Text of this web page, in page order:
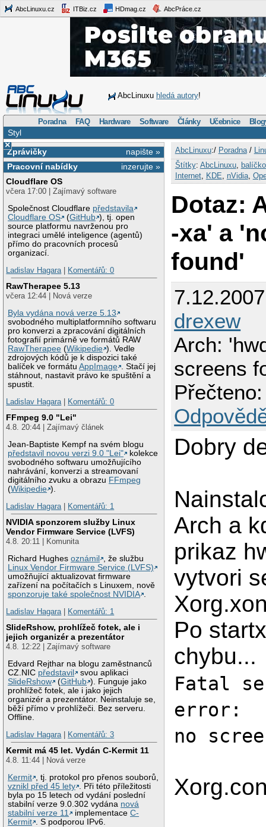
AbcLinuxu.cz ITBiz.cz HDmag.cz AbcPráce.cz
AbcLinuxu hledá autory!
Poradna FAQ Hardware Software Články Učebnice
Styl
×
napište »
Zprávičky
inzerujte »
Pracovní nabídky
Cloudflare OS
včera 17:00 | Zajímavý software
Společnost Cloudflare představila
Cloudflare OS
(GitHub ), tj. open
source platformu navrženou pro
integraci umělé inteligence (agentů)
přímo do pracovních procesů
organizací.
Ladislav Hagara| Komentářů: 0
RawTherapee 5.13
včera 12:44 | Nová verze
Byla vydána nová verze 5.13
svobodného multiplatformního softwaru
pro konverzi a zpracování digitálních
fotografií primárně ve formátů RAW
RawTherapee (Wikipedie ). Vedle
zdrojových kódů je k dispozici také
balíček ve formátuAppImage
. Stačí jej
stáhnout, nastavit právo ke spuštění a
spustit.
Ladislav Hagara| Komentářů: 0
FFmpeg 9.0 "Lei"
4.8. 20:44 | Zajímavý článek
Jean-Baptiste Kempf na svém blogu
představil novou verzi 9.0 "Lei"
kolekce
svobodného softwaru umožňujícího
nahrávání, konverzi a streamovaní
digitálního zvuku a obrazu FFmpeg
(Wikipedie ).
Ladislav Hagara| Komentářů: 1
NVIDIA sponzorem služby Linux
Vendor Firmware Service (LVFS)
4.8. 20:11 | Komunita
Richard Hughesoznámil
, že službu
Linux Vendor Firmware Service (LVFS)
umožňující aktualizovat firmware
zařízení na počítačích s Linuxem, nově
sponzoruje také společnost NVIDIA
Ladislav Hagara| Komentářů: 1
SlideRshow, prohlížeč fotek, ale i
jejich organizér a prezentátor
4.8. 12:22 | Zajímavý software
Edvard Rejthar na blogu zaměstnanců
CZ.NIC představil
svou aplikaci
SlideRshow
(GitHub ). Funguje jako
prohlížeč fotek, ale i jako jejich
organizér a prezentátor. Neinstaluje se,
běží přímo v prohlížeči. Bez serveru.
Offline.
Ladislav Hagara| Komentářů: 3
Kermit má 45 let. Vydán C-Kermit 11
4.8. 11:44 | Nová verze
Kermit
, tj. protokol pro přenos souborů,
vznikl před 45 lety
. Při této příležitosti
byla po 15 letech od vydání poslední
stabilní verze 9.0.302 vydána nová
stabilní verze 11
implementaceC-
Kermit
. S podporou IPv6.
AbcLinuxu:/ Poradna/
Štítky: AbcLinuxu,
Internet, KDE nVidia,
Dotaz:
-xa' a
found'
drexew
Arch:
screens
Dobry
Arch a
prikaz
vytvori
Po
chybu...
Fatal
error:
no